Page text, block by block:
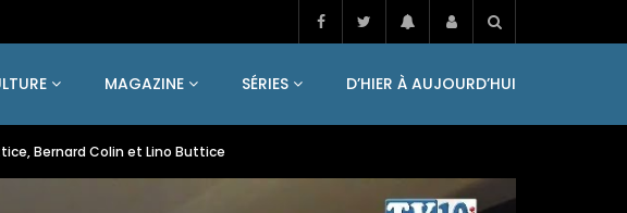
MAGAZINE SÉRIES D’HIER À AUJOURD’HUI
Bernard Colin et Lino Buttice